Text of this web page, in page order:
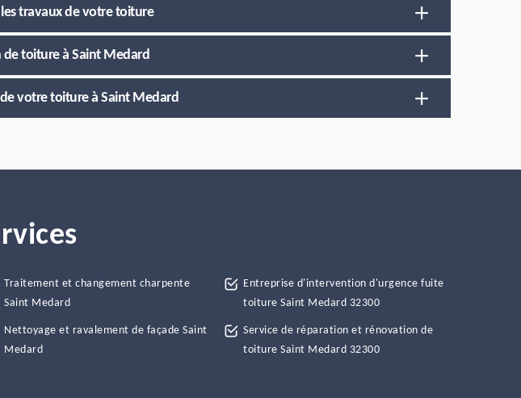
travaux de votre toiture
de toiture à Saint Medard
votre toiture à Saint Medard
Traitement et changement charpente
Saint Medard
Nettoyage et ravalement de façade Saint
Medard
Entreprise d'intervention d'urgence fuite
toiture Saint Medard 32300
Service de réparation et rénovation de
toiture Saint Medard 32300